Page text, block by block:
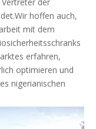
hoffen auch,
mit dem
erfahren,
optimieren und
nigerianischen